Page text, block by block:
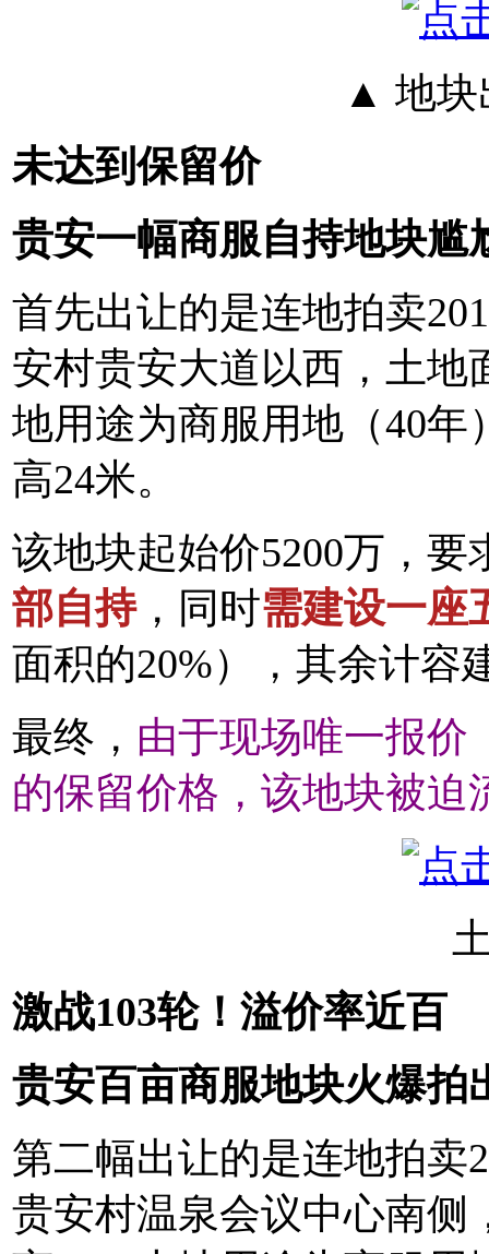
▲ 地块
未达到保留价
贵安一幅商服自持地块尴
首先出让的是连地拍卖
安村贵安大道以西，土地
地用途为商服用地（40年
高24米。
该地块起始价5200万，
部自持，同时需建设一座
面积的20%），其余计容
最终， 由于现场唯一报价
的保留价格，该地块被迫
激战103轮！溢价率近百
贵安百亩商服地块火爆拍
第二幅出让的是连地拍卖
贵安村温泉会议中心南侧